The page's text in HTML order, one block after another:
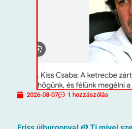
2026-08-07 1 hozzászólás